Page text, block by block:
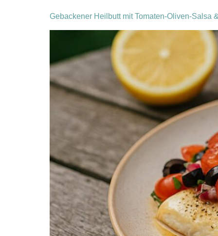
Gebackener Heilbutt mit Tomaten-Oliven-Salsa